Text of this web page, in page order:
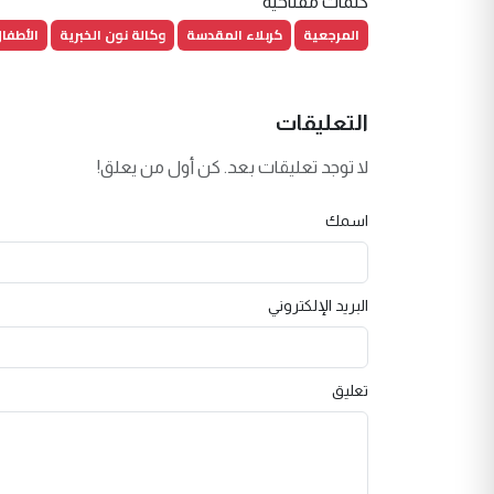
المرجعية كربلاء المقدسة وكالة نون الخبرية
التعليقات
لا توجد تعليقات بعد. كن أول من يعلق!
اسمك
البريد الإلكتروني
تعليق